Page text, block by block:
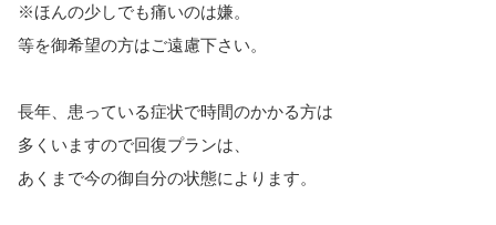
※ほんの少しでも痛いのは嫌。
等を御希望の方はご遠慮下さい。
長年、患っている症状で時間のかかる方は
多くいますので回復プランは、
あくまで今の御自分の状態によります。